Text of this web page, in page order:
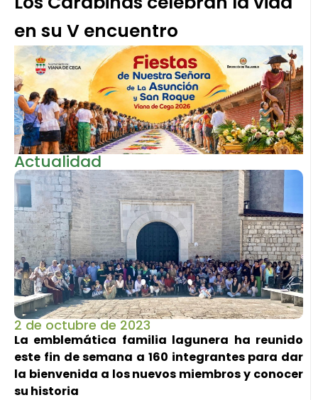
en su V encuentro
Actualidad
2 de octubre de 2023
La emblemática familia lagunera ha reunido
este fin de semana a 160 integrantes para dar
la bienvenida a los nuevos miembros y conocer
su historia